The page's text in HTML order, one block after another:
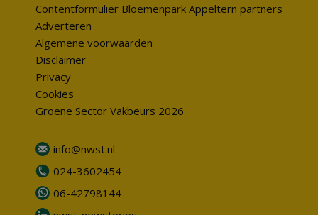
Contentformulier Bloemenpark Appeltern partners
Adverteren
Algemene voorwaarden
Disclaimer
Privacy
Cookies
Groene Sector Vakbeurs 2026
info@nwst.nl
024-3602454
06-42798144